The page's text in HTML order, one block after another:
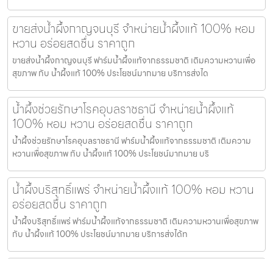
ขายส่งน้ำผึ้งกาญจนบุรี จำหน่ายน้ำผึ้งแท้ 100% หอม
หวาน อร่อยสดชื่น ราคาถูก
ขายส่งน้ำผึ้งกาญจนบุรี ฟาร์มน้ำผึ้งแท้จากธรรมชาติ เติมความหวานเพื่อ
สุขภาพ กับ น้ำผึ้งแท้ 100% ประโยชน์มากมาย บริการส่งได
น้ำผึ้งช่วยรักษาโรคอุบลราชธานี จำหน่ายน้ำผึ้งแท้
100% หอม หวาน อร่อยสดชื่น ราคาถูก
น้ำผึ้งช่วยรักษาโรคอุบลราชธานี ฟาร์มน้ำผึ้งแท้จากธรรมชาติ เติมความ
หวานเพื่อสุขภาพ กับ น้ำผึ้งแท้ 100% ประโยชน์มากมาย บริ
น้ำผึ้งบริสุทธิ์แพร่ จำหน่ายน้ำผึ้งแท้ 100% หอม หวาน
อร่อยสดชื่น ราคาถูก
น้ำผึ้งบริสุทธิ์แพร่ ฟาร์มน้ำผึ้งแท้จากธรรมชาติ เติมความหวานเพื่อสุขภาพ
กับ น้ำผึ้งแท้ 100% ประโยชน์มากมาย บริการส่งได้ท